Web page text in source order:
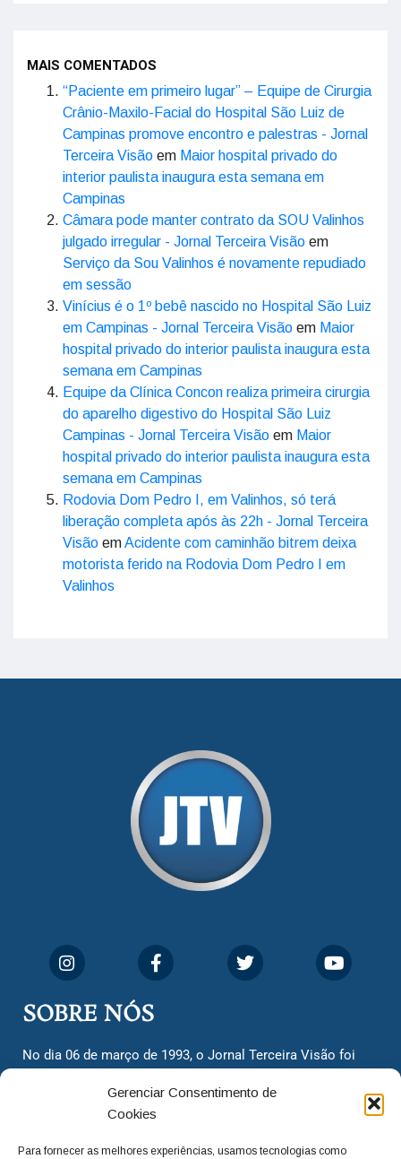
Gerenciar Consentimento de
Cookies
Para fornecer as melhores experiências, usamos tecnologias como
MAIS COMENTADOS
“Paciente em primeiro lugar” – Equipe de Cirurgia
Crânio-Maxilo-Facial do Hospital São Luiz de
Campinas promove encontro e palestras - Jornal
Terceira Visão em Maior hospital privado do
interior paulista inaugura esta semana em
Campinas
Câmara pode manter contrato da SOU Valinhos
julgado irregular - Jornal Terceira Visão em
Serviço da Sou Valinhos é novamente repudiado
em sessão
Vinícius é o 1º bebê nascido no Hospital São Luiz
em Campinas - Jornal Terceira Visão em Maior
hospital privado do interior paulista inaugura esta
semana em Campinas
Equipe da Clínica Concon realiza primeira cirurgia
do aparelho digestivo do Hospital São Luiz
Campinas - Jornal Terceira Visão em Maior
hospital privado do interior paulista inaugura esta
semana em Campinas
Rodovia Dom Pedro I, em Valinhos, só terá
liberação completa após às 22h - Jornal Terceira
Visão emAcidente com caminhão bitrem deixa
motorista ferido na Rodovia Dom Pedro I em
Valinhos
SOBRE NÓS
No dia 06 de março de 1993, o Jornal Terceira Visão foi
cidadãos valinhenses, já que naquela época só existiam
dois jornais. Há mais de 30 anos, o jornal continua